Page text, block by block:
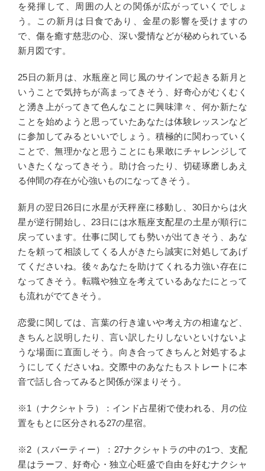
を発揮して、周囲の人との関係が広がっていくでしょ
う。この新月は日食であり、金星の影響を受けますの
で、傷を癒す慈悲の心、深い愛情などが秘められている
新月図です。
25日の新月は、水瓶座と同じ風のサインで起きる新月と
いうことで気持ちが高まってきそう、好奇心がむくむく
と湧き上がってきて色んなことに興味津々、何か新たな
ことを始めようと思っていたあなたは体験レッスンなど
に参加してみるといいでしょう。積極的に関わっていく
ことで、無理かなと思うことにも果敢にチャレンジして
いきたくなってきそう。助け合ったり、切磋琢磨しあえ
る仲間の存在が心強いものになってきそう。
新月の翌日26日に水星が天秤座に移動し、30日からは火
星が逆行開始し、23日には水瓶座支配星の土星が順行に
戻っています。仕事に関しても勢いが出てきそう、あな
たを頼って相談してくる人がきたら誠実に対処してあげ
てくださいね。後々あなたを助けてくれる力強い存在に
なってきそう。転職や独立を考えているあなたにとって
も流れがでてきそう。
恋愛に関しては、言葉の行き違いや考え方の相違など、
きちんと説明したり、言い訳したりしないといけないよ
うな場面に直面しそう。向き合ってきちんと対処するよ
うにしてくださいね。交際中のあなたもストレートに本
音で話し合ってみると関係が深まりそう。
※1（ナクシャトラ）：インド占星術で使われる、月の位
置をもとに区分される27の星宿。
※2（スバーティー）：27ナクシャトラの中の1つ、支配
星はラーフ、好奇心・独立心旺盛で自由を好むナクシャ